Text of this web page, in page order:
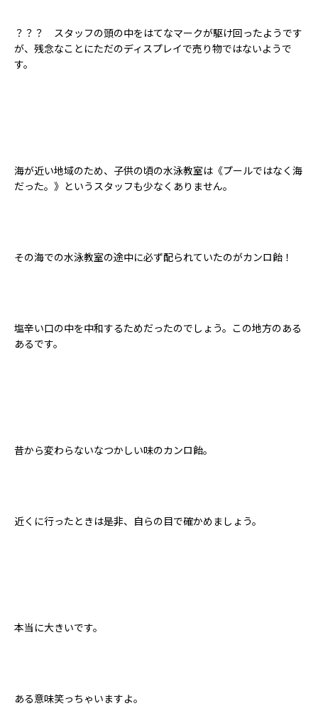
？？？ スタッフの頭の中をはてなマークが駆け回ったようです
が、残念なことにただのディスプレイで売り物ではないようで
す。
海が近い地域のため、子供の頃の水泳教室は《プールではなく海
だった。》というスタッフも少なくありません。
その海での水泳教室の途中に必ず配られていたのがカンロ飴！
塩辛い口の中を中和するためだったのでしょう。この地方のある
あるです。
昔から変わらないなつかしい味のカンロ飴。
近くに行ったときは是非、自らの目で確かめましょう。
本当に大きいです。
ある意味笑っちゃいますよ。